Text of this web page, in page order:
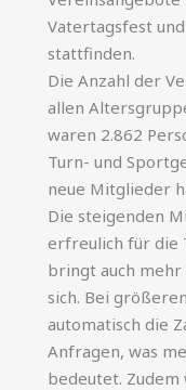
Vatertagsfest
stattfinden.
Die Anzahl der
allen
waren 2.862
Turn- und
neue Mitglieder
Die steigenden
erfreulich für die
bringt auch
sich. Bei
automatisch die
Anfragen, was
bedeutet.